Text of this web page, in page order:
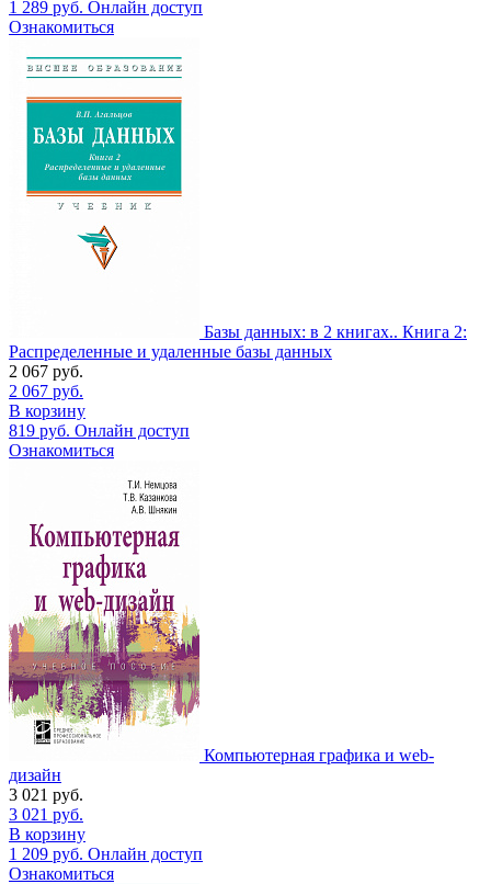
1 289 руб. Онлайн доступ
Ознакомиться
Базы данных: в 2 книгах.. Книга 2:
Распределенные и удаленные базы данных
2 067 руб.
2 067 руб.
В корзину
819 руб. Онлайн доступ
Ознакомиться
Компьютерная графика и web-
дизайн
3 021 руб.
3 021 руб.
В корзину
1 209 руб. Онлайн доступ
Ознакомиться